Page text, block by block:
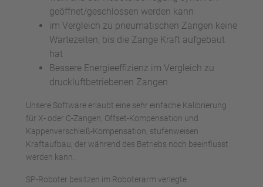
geöffnet/geschlossen werden kann
im Vergleich zu pneumatischen Zangen keine
Wartezeiten, bis die Zange Kraft aufgebaut
hat
Bessere Energieeffizienz im Vergleich zu
druckluftbetriebenen Zangen
Unsere Software erlaubt eine sehr einfache Kalibrierung
für X- oder C-Zangen, Offset-Kompensation und
Kappenverschleiß-Kompensation, stufenweisen
Kraftaufbau, der während des Betriebs noch beeinflusst
werden kann.
SP-Roboter besitzen im Roboterarm verlegte